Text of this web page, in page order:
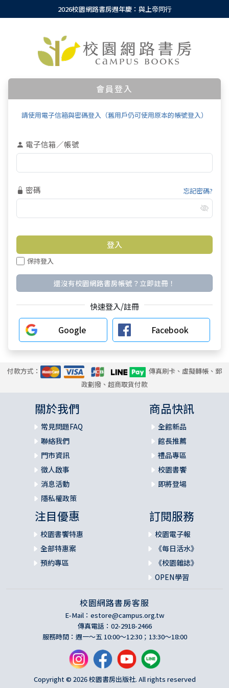
2026校園網路書房週年慶：與上帝同行
會員登入
請使用電子信箱與密碼登入（舊用戶仍可使用原本的帳號登入）
電子信箱／帳號
密碼 忘記密碼?
保持登入
還沒有校園網路書房帳號？立即註冊！
快速登入/註冊
Google Facebook
付款方式：
傳真刷卡、虛擬轉帳、郵
政劃撥、超商取貨付款
關於我們
常見問題FAQ
聯絡我們
門市資訊
徵人啟事
消息活動
隱私權政策
商品快訊
全館新品
館長推薦
禮品專區
校園書饗
即將登場
注目優惠
校園書饗特惠
全部特惠案
預約專區
訂閱服務
校園電子報
《每日活水》
《校園雜誌》
OPEN學習
校園網路書房客服
E-Mail： estore@campus.org.tw
傳真電話：02-2918-2466
服務時間：週一～五 10:00～12:30；13:30～18:00
Copyright © 2026 校園書房出版社. All rights reserved